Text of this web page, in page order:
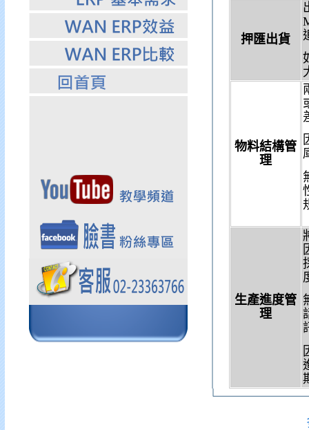
押匯出貨
物料結構管
理
生產進度管
理